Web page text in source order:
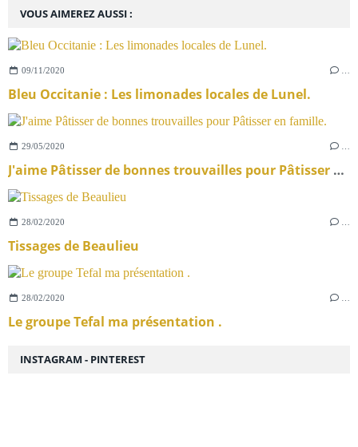
VOUS AIMEREZ AUSSI :
09/11/2020
Bleu Occitanie : Les limonades locales de Lunel.
29/05/2020
J'aime Pâtisser de bonnes trouvailles pour Pâtisser en famille.
28/02/2020
Tissages de Beaulieu
28/02/2020
Le groupe Tefal ma présentation .
INSTAGRAM - PINTEREST